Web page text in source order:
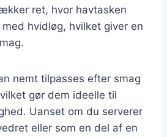
ret, hvor havtasken
hvidløg, hvilket giver en
nemt tilpasses efter smag
gør dem ideelle til
Uanset om du serverer
eller som en del af en